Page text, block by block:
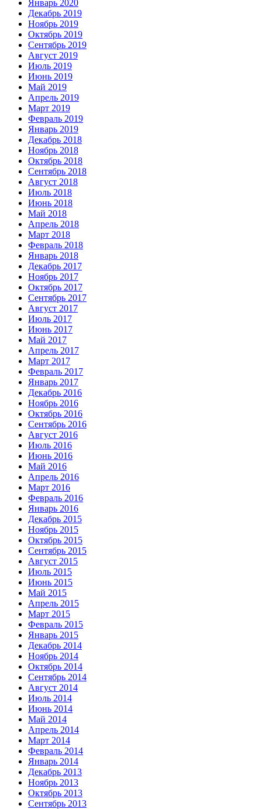
Январь 2020
Декабрь 2019
Ноябрь 2019
Октябрь 2019
Сентябрь 2019
Август 2019
Июль 2019
Июнь 2019
Май 2019
Апрель 2019
Март 2019
Февраль 2019
Январь 2019
Декабрь 2018
Ноябрь 2018
Октябрь 2018
Сентябрь 2018
Август 2018
Июль 2018
Июнь 2018
Май 2018
Апрель 2018
Март 2018
Февраль 2018
Январь 2018
Декабрь 2017
Ноябрь 2017
Октябрь 2017
Сентябрь 2017
Август 2017
Июль 2017
Июнь 2017
Май 2017
Апрель 2017
Март 2017
Февраль 2017
Январь 2017
Декабрь 2016
Ноябрь 2016
Октябрь 2016
Сентябрь 2016
Август 2016
Июль 2016
Июнь 2016
Май 2016
Апрель 2016
Март 2016
Февраль 2016
Январь 2016
Декабрь 2015
Ноябрь 2015
Октябрь 2015
Сентябрь 2015
Август 2015
Июль 2015
Июнь 2015
Май 2015
Апрель 2015
Март 2015
Февраль 2015
Январь 2015
Декабрь 2014
Ноябрь 2014
Октябрь 2014
Сентябрь 2014
Август 2014
Июль 2014
Июнь 2014
Май 2014
Апрель 2014
Март 2014
Февраль 2014
Январь 2014
Декабрь 2013
Ноябрь 2013
Октябрь 2013
Сентябрь 2013